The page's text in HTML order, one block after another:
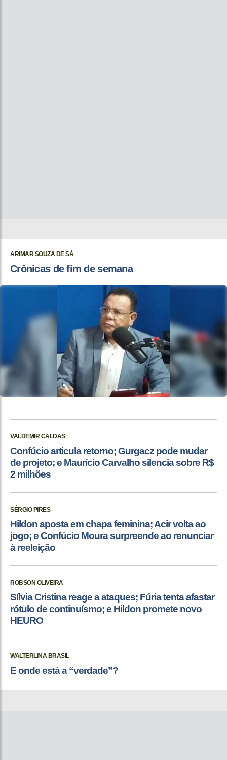
ARIMAR SOUZA DE SÁ
Crônicas de fim de semana
VALDEMIR CALDAS
Confúcio articula retorno; Gurgacz pode mudar
de projeto; e Maurício Carvalho silencia sobre R$
2 milhões
SÉRGIO PIRES
Hildon aposta em chapa feminina; Acir volta ao
jogo; e Confúcio Moura surpreende ao renunciar
à reeleição
ROBSON OLIVEIRA
Sílvia Cristina reage a ataques; Fúria tenta afastar
rótulo de continuísmo; e Hildon promete novo
HEURO
WALTERLINA BRASIL
E onde está a “verdade”?